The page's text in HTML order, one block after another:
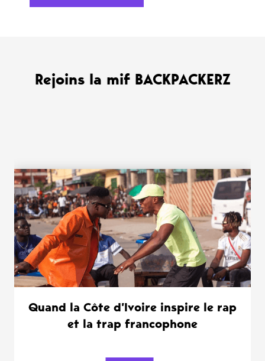
Rejoins la mif BACKPACKERZ
WANT MORE ?
Quand la Côte d’Ivoire inspire le rap
et la trap francophone